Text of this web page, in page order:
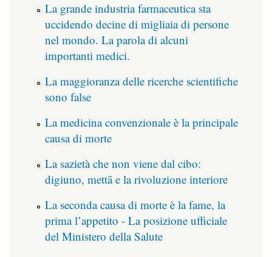
La grande industria farmaceutica sta
uccidendo decine di migliaia di persone
nel mondo. La parola di alcuni
importanti medici.
La maggioranza delle ricerche scientifiche
sono false
La medicina convenzionale è la principale
causa di morte
La sazietà che non viene dal cibo:
digiuno, mettā e la rivoluzione interiore
La seconda causa di morte è la fame, la
prima l’appetito - La posizione ufficiale
del Ministero della Salute